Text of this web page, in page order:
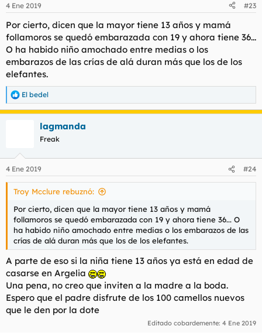
e
:
4 Ene 2019 #23
Por cierto, dicen que la mayor tiene 13 años y mamá
follamoros se quedó embarazada con 19 y ahora tiene 36...
O ha habido niño amochado entre medias o los
embarazos de las crías de alá duran más que los de los
elefantes.
R
e
a
e
s
El bedel
lagmanda
Freak
4 Ene 2019 #24
Troy Mcclure rebuznó:
Por cierto, dicen que la mayor tiene 13 años y mamá
follamoros se quedó embarazada con 19 y ahora tiene 36... O
ha habido niño amochado entre medias o los embarazos de las
crías de alá duran más que los de los elefantes.
A parte de eso si la niña tiene 13 años ya está en edad de
casarse en Argelia
Una pena, no creo que inviten a la madre a la boda.
Espero que el padre disfrute de los 100 camellos nuevos
que le den por la dote
Editado cobardemente: 4 Ene 2019